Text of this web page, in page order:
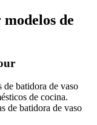
de
de batidora de vaso
de cocina.
de batidora de vaso